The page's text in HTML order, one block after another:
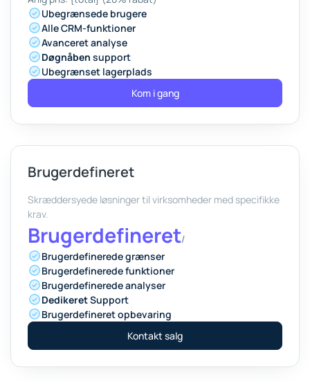
Ubegrænsede brugere
Alle CRM-funktioner
Avanceret analyse
Døgnåben support
Ubegrænset lagerplads
Kom i gang
Brugerdefineret
Skræddersyede løsninger til virksomheder med specifikke
krav.
Brugerdefineret/
Brugerdefinerede grænser
Brugerdefinerede funktioner
Brugerdefinerede analyser
DedikeretSupport
Brugerdefineret opbevaring
Kontakt salg